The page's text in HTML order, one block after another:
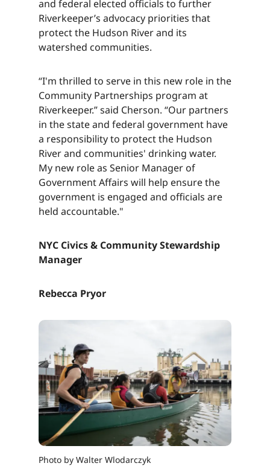
and federal elected officials to further
Riverkeeper’s advocacy priorities that
protect the Hudson River and its
watershed communities.​​​​‌ ‍ ​‍​‍‌‍ ‌ ​‍‌‍‍‌‌‍‌ ‌‍‍‌‌‍ ‍​‍​‍​ ‍‍​‍​‍‌ ​ ‌‍​‌‌‍ ‍‌‍‍‌‌ ‌​‌ ‍‌​‍ ‍‌‍‍‌‌‍ ​‍​‍​‍ ​​‍​‍‌‍‍​‌ ​‍‌‍‌‌‌‍‌‍​‍​‍​ ‍‍​‍​‍‌‍‍​‌ ‌​‌ ‌​‌ ​​‌ ​ ​ ‍‍​‍ ​‍ ‌‍​ ‌‍ ‌‌ ​ ​‍ ‍‌‍ ‌‌‍​‌‌‍‍‌‌‍ ‍​‍ ‍​ ​‍​ ​​​ ​‍​ ‌​‌ ​‍‌‍‌‌‌‍‌​‌‍‌‌‌ ​ ‌‍‍‌‌‍‌ ‌‍ ‍​‍ ‍‌ ​‍‌‍‍‌‌ ‌‍‌‍‌‌‌ ​‍‌‍‍ ‌‍‌‌‌‍‌‌‌ ​​‌‍‌‌‌ ​‍​‍ ‍‌‍ ‌ ​‍‌‍‌ ​‍ ‌‍‍‌‌‍ ‍‌ ‌​‌‍‌‌‌‍ ‍‌ ‌​​‍ ‌‍‌‌‌‍‌​‌‍‍‌‌ ‌​​‍ ‌‍ ‌‌‍ ‌‍‌​‌‍‌‌​ ‌‌ ​​‌ ​‍‌‍‌‌‌ ​ ‌‍‌‌‌‍ ‍‌ ‌​‌‍​‌‌ ‌​‌‍‍‌‌‍ ‌‍ ‍​ ‍ ‌‍‍‌‌‍‌​​ ‌‌‍‌‍‌‍‌‌​ ‌​​ ​ ‌‍​‌​ ‍‌​ ‌ ​ ‌‍​‍ ‌​ ‍​​ ​ ​ ‍​​ ‍​​‍ ‌​ ‌​‌‍​‌​ ​‌​ ‌ ​‍ ‌‌‍​‍​ ‌ ‌‍​ ​ ​​​‍ ‌​ ‌​​ ‌‌​ ‌ ​ ‌​​ ​‍​ ‌‌​ ‍‌​ ​‌​ ​ ​ ‌‍​ ​ ‌‍​‌​ ‍ ‌ ‌​‌ ‍‌‌ ​​‌‍‌‌​ ‌‌‍​‌‌ ​‍‌ ‌​‌‍‍‌‌‍​ ‌‍ ​‌‍‌‌​ ‍ ‌ ​​‌‍​‌‌ ‌​‌‍‍​​ ‌‌‍​ ‌‍ ‌‍ ‍‌ ‌​‌‍‌‌‌‍ ‍‌ ‌​​‍‌‌​ ‌‌‌​​‍‌‌ ‌‍‍ ‌‍‌‌‌ ‍‌​‍‌‌​ ​ ‌​‌​​‍‌‌​ ​ ‌​‌​​‍‌‌​ ​‍​ ​‍​ ‍‌‌‍​‌‌‍​‍​ ‌​‌‍​‌‌‍‌‌​ ​​​ ​‌​ ​‍​ ​‍​ ​ ​ ​‍​‍‌‌​ ​‍​ ​‍​‍‌‌​ ‌‌‌​‌​​‍ ‍‌‍​ ‌‍‍​‌‍‍‌‌‍ ​‌‍‌​‌ ​‍‌‍‌‌‌‍ ‍​‍‌‌​ ‌‌‌​​‍‌‌ ‌‍‍ ‌‍‌‌‌ ‍‌​‍‌‌​ ​ ‌​‌​​‍‌‌​ ​ ‌​‌​​‍‌‌​ ​‍​ ​‍​ ‍‌‌‍​‌‌‍​‍​ ‌​‌‍​‌‌‍‌‌​ ​​​ ​‌​ ​‍​ ​‍​ ​ ​ ​‍​ ​​​‍‌‌​ ​‍​ ​‍​‍‌‌​ ‌‌‌​‌​​‍ ‍‌ ‌​‌‍‌‌‌ ‍​‌ ‌​​ ‌‍​‍‌‍​‌‌ ​ ‌‍‌‌‌‌‌‌‌ ​‍‌‍ ​​ ‌‌‍‍​‌ ‌​‌ ‌​‌ ​​‌ ​ ​‍‌‌​ ​ ‌​​‌​‍‌‌​ ​‍‌​‌‍​‍‌‌​ ​‍‌​‌‍‌‍​ ‌‍ ‌‌ ​ ​‍ ‍‌‍ ‌‌‍​‌‌‍‍‌‌‍ ‍​‍ ‍​ ​‍​ ​​​ ​‍​ ‌​‌ ​‍‌‍‌‌‌‍‌​‌‍‌‌‌ ​ ‌‍‍‌‌‍‌ ‌‍ ‍​‍ ‍‌ ​‍‌‍‍‌‌ ‌‍‌‍‌‌‌ ​‍‌‍‍ ‌‍‌‌‌‍‌‌‌ ​​‌‍‌‌‌ ​‍​‍ ‍‌‍ ‌ ​‍‌‍‌ ​‍‌‍‌‍‍‌‌‍‌​​ ‌‌‍‌‍‌‍‌‌​ ‌​​ ​ ‌‍​‌​ ‍‌​ ‌ ​ ‌‍​‍ ‌​ ‍​​ ​ ​ ‍​​ ‍​​‍ ‌​ ‌​‌‍​‌​ ​‌​ ‌ ​‍ ‌‌‍​‍​ ‌ ‌‍​ ​ ​​​‍ ‌​ ‌​​ ‌‌​ ‌ ​ ‌​​ ​‍​ ‌‌​ ‍‌​ ​‌​ ​ ​ ‌‍​ ​ ‌‍​‌​‍‌‍‌ ‌​‌ ‍‌‌ ​​‌‍‌‌​ ‌‌‍​‌‌ ​‍‌ ‌​‌‍‍‌‌‍​ ‌‍ ​‌‍‌‌​‍‌‍‌ ​​‌‍​‌‌ ‌​‌‍‍​​ ‌‌‍​ ‌‍ ‌‍ ‍‌ ‌​‌‍‌‌‌‍ ‍‌ ‌​​‍‌‌​ ‌‌‌​​‍‌‌ ‌‍‍ ‌‍‌‌‌ ‍‌​‍‌‌​ ​ ‌​‌​​‍‌‌​ ​ ‌​‌​​‍‌‌​ ​‍​ ​‍​ ‍‌‌‍​‌‌‍​‍​ ‌​‌‍​‌‌‍‌‌​ ​​​ ​‌​ ​‍​ ​‍​ ​ ​ ​‍​‍‌‌​ ​‍​ ​‍​‍‌‌​ ‌‌‌​‌​​‍ ‍‌‍​ ‌‍‍​‌‍‍‌‌‍ ​‌‍‌​‌ ​‍‌‍‌‌‌‍ ‍​‍‌‌​ ‌‌‌​​‍‌‌ ‌‍‍ ‌‍‌‌‌ ‍‌​‍‌‌​ ​ ‌​‌​​‍‌‌​ ​ ‌​‌​​‍‌‌​ ​‍​ ​‍​ ‍‌‌‍​‌‌‍​‍​ ‌​‌‍​‌‌‍‌‌​ ​​​ ​‌​ ​‍​ ​‍​ ​ ​ ​‍​ ​​​‍‌‌​ ​‍​ ​‍​‍‌‌​ ‌‌‌​‌​​‍ ‍‌ ‌​‌‍‌‌‌ ‍​‌ ‌​​‍‌‍‌ ​​‌‍‌‌‌ ​‍‌ ​ ‌ ​​‌‍‌‌‌‍​ ‌ ‌​‌‍‍‌‌ ‌‍‌‍‌‌​ ‌‌ ​​‌ ‌‌‌‍​‍‌‍ ​‌‍‍‌‌ ​ ‌‍‍​‌‍‌‌‌‍‌​​‍​‍‌ ‌
“I'm thrilled to serve in this new role in the
Community Partnerships program at
Riverkeeper.” said Cherson. “Our partners
in the state and federal government have
a responsibility to protect the Hudson
River and communities' drinking water.
My new role as Senior Manager of
Government Affairs will help ensure the
government is engaged and officials are
held accountable."​​​​‌ ‍ ​‍​‍‌‍ ‌ ​‍‌‍‍‌‌‍‌ ‌‍‍‌‌‍ ‍​‍​‍​ ‍‍​‍​‍‌ ​ ‌‍​‌‌‍ ‍‌‍‍‌‌ ‌​‌ ‍‌​‍ ‍‌‍‍‌‌‍ ​‍​‍​‍ ​​‍​‍‌‍‍​‌ ​‍‌‍‌‌‌‍‌‍​‍​‍​ ‍‍​‍​‍‌‍‍​‌ ‌​‌ ‌​‌ ​​‌ ​ ​ ‍‍​‍ ​‍ ‌‍​ ‌‍ ‌‌ ​ ​‍ ‍‌‍ ‌‌‍​‌‌‍‍‌‌‍ ‍​‍ ‍​ ​‍​ ​​​ ​‍​ ‌​‌ ​‍‌‍‌‌‌‍‌​‌‍‌‌‌ ​ ‌‍‍‌‌‍‌ ‌‍ ‍​‍ ‍‌ ​‍‌‍‍‌‌ ‌‍‌‍‌‌‌ ​‍‌‍‍ ‌‍‌‌‌‍‌‌‌ ​​‌‍‌‌‌ ​‍​‍ ‍‌‍ ‌ ​‍‌‍‌ ​‍ ‌‍‍‌‌‍ ‍‌ ‌​‌‍‌‌‌‍ ‍‌ ‌​​‍ ‌‍‌‌‌‍‌​‌‍‍‌‌ ‌​​‍ ‌‍ ‌‌‍ ‌‍‌​‌‍‌‌​ ‌‌ ​​‌ ​‍‌‍‌‌‌ ​ ‌‍‌‌‌‍ ‍‌ ‌​‌‍​‌‌ ‌​‌‍‍‌‌‍ ‌‍ ‍​ ‍ ‌‍‍‌‌‍‌​​ ‌‌‍‌‍‌‍‌‌​ ‌​​ ​ ‌‍​‌​ ‍‌​ ‌ ​ ‌‍​‍ ‌​ ‍​​ ​ ​ ‍​​ ‍​​‍ ‌​ ‌​‌‍​‌​ ​‌​ ‌ ​‍ ‌‌‍​‍​ ‌ ‌‍​ ​ ​​​‍ ‌​ ‌​​ ‌‌​ ‌ ​ ‌​​ ​‍​ ‌‌​ ‍‌​ ​‌​ ​ ​ ‌‍​ ​ ‌‍​‌​ ‍ ‌ ‌​‌ ‍‌‌ ​​‌‍‌‌​ ‌‌‍​‌‌ ​‍‌ ‌​‌‍‍‌‌‍​ ‌‍ ​‌‍‌‌​ ‍ ‌ ​​‌‍​‌‌ ‌​‌‍‍​​ ‌‌‍​ ‌‍ ‌‍ ‍‌ ‌​‌‍‌‌‌‍ ‍‌ ‌​​‍‌‌​ ‌‌‌​​‍‌‌ ‌‍‍ ‌‍‌‌‌ ‍‌​‍‌‌​ ​ ‌​‌​​‍‌‌​ ​ ‌​‌​​‍‌‌​ ​‍​ ​‍‌‍​‍​ ‌​‌‍‌‌​ ​​​ ‌ ‌‍​‌​ ​‌‌‍​‍​ ​‍​ ​ ​ ​‌‌‍‌​​‍‌‌​ ​‍​ ​‍​‍‌‌​ ‌‌‌​‌​​‍ ‍‌‍​ ‌‍‍​‌‍‍‌‌‍ ​‌‍‌​‌ ​‍‌‍‌‌‌‍ ‍​‍‌‌​ ‌‌‌​​‍‌‌ ‌‍‍ ‌‍‌‌‌ ‍‌​‍‌‌​ ​ ‌​‌​​‍‌‌​ ​ ‌​‌​​‍‌‌​ ​‍​ ​‍‌‍​‍​ ‌​‌‍‌‌​ ​​​ ‌ ‌‍​‌​ ​‌‌‍​‍​ ​‍​ ​ ​ ​‌‌‍‌​​ ​​​‍‌‌​ ​‍​ ​‍​‍‌‌​ ‌‌‌​‌​​‍ ‍‌ ‌​‌‍‌‌‌ ‍​‌ ‌​​ ‌‍​‍‌‍​‌‌ ​ ‌‍‌‌‌‌‌‌‌ ​‍‌‍ ​​ ‌‌‍‍​‌ ‌​‌ ‌​‌ ​​‌ ​ ​‍‌‌​ ​ ‌​​‌​‍‌‌​ ​‍‌​‌‍​‍‌‌​ ​‍‌​‌‍‌‍​ ‌‍ ‌‌ ​ ​‍ ‍‌‍ ‌‌‍​‌‌‍‍‌‌‍ ‍​‍ ‍​ ​‍​ ​​​ ​‍​ ‌​‌ ​‍‌‍‌‌‌‍‌​‌‍‌‌‌ ​ ‌‍‍‌‌‍‌ ‌‍ ‍​‍ ‍‌ ​‍‌‍‍‌‌ ‌‍‌‍‌‌‌ ​‍‌‍‍ ‌‍‌‌‌‍‌‌‌ ​​‌‍‌‌‌ ​‍​‍ ‍‌‍ ‌ ​‍‌‍‌ ​‍‌‍‌‍‍‌‌‍‌​​ ‌‌‍‌‍‌‍‌‌​ ‌​​ ​ ‌‍​‌​ ‍‌​ ‌ ​ ‌‍​‍ ‌​ ‍​​ ​ ​ ‍​​ ‍​​‍ ‌​ ‌​‌‍​‌​ ​‌​ ‌ ​‍ ‌‌‍​‍​ ‌ ‌‍​ ​ ​​​‍ ‌​ ‌​​ ‌‌​ ‌ ​ ‌​​ ​‍​ ‌‌​ ‍‌​ ​‌​ ​ ​ ‌‍​ ​ ‌‍​‌​‍‌‍‌ ‌​‌ ‍‌‌ ​​‌‍‌‌​ ‌‌‍​‌‌ ​‍‌ ‌​‌‍‍‌‌‍​ ‌‍ ​‌‍‌‌​‍‌‍‌ ​​‌‍​‌‌ ‌​‌‍‍​​ ‌‌‍​ ‌‍ ‌‍ ‍‌ ‌​‌‍‌‌‌‍ ‍‌ ‌​​‍‌‌​ ‌‌‌​​‍‌‌ ‌‍‍ ‌‍‌‌‌ ‍‌​‍‌‌​ ​ ‌​‌​​‍‌‌​ ​ ‌​‌​​‍‌‌​ ​‍​ ​‍‌‍​‍​ ‌​‌‍‌‌​ ​​​ ‌ ‌‍​‌​ ​‌‌‍​‍​ ​‍​ ​ ​ ​‌‌‍‌​​‍‌‌​ ​‍​ ​‍​‍‌‌​ ‌‌‌​‌​​‍ ‍‌‍​ ‌‍‍​‌‍‍‌‌‍ ​‌‍‌​‌ ​‍‌‍‌‌‌‍ ‍​‍‌‌​ ‌‌‌​​‍‌‌ ‌‍‍ ‌‍‌‌‌ ‍‌​‍‌‌​ ​ ‌​‌​​‍‌‌​ ​ ‌​‌​​‍‌‌​ ​‍​ ​‍‌‍​‍​ ‌​‌‍‌‌​ ​​​ ‌ ‌‍​‌​ ​‌‌‍​‍​ ​‍​ ​ ​ ​‌‌‍‌​​ ​​​‍‌‌​ ​‍​ ​‍​‍‌‌​ ‌‌‌​‌​​‍ ‍‌ ‌​‌‍‌‌‌ ‍​‌ ‌​​‍‌‍‌ ​​‌‍‌‌‌ ​‍‌ ​ ‌ ​​‌‍‌‌‌‍​ ‌ ‌​‌‍‍‌‌ ‌‍‌‍‌‌​ ‌‌ ​​‌ ‌‌‌‍​‍‌‍ ​‌‍‍‌‌ ​ ‌‍‍​‌‍‌‌‌‍‌​​‍​‍‌ ‌
NYC Civics & Community Stewardship
Manager​​​​‌ ‍ ​‍​‍‌‍ ‌ ​‍‌‍‍‌‌‍‌ ‌‍‍‌‌‍ ‍​‍​‍​ ‍‍​‍​‍‌ ​ ‌‍​‌‌‍ ‍‌‍‍‌‌ ‌​‌ ‍‌​‍ ‍‌‍‍‌‌‍ ​‍​‍​‍ ​​‍​‍‌‍‍​‌ ​‍‌‍‌‌‌‍‌‍​‍​‍​ ‍‍​‍​‍‌‍‍​‌ ‌​‌ ‌​‌ ​​‌ ​ ​ ‍‍​‍ ​‍ ‌‍​ ‌‍ ‌‌ ​ ​‍ ‍‌‍ ‌‌‍​‌‌‍‍‌‌‍ ‍​‍ ‍​ ​‍​ ​​​ ​‍​ ‌​‌ ​‍‌‍‌‌‌‍‌​‌‍‌‌‌ ​ ‌‍‍‌‌‍‌ ‌‍ ‍​‍ ‍‌ ​‍‌‍‍‌‌ ‌‍‌‍‌‌‌ ​‍‌‍‍ ‌‍‌‌‌‍‌‌‌ ​​‌‍‌‌‌ ​‍​‍ ‍‌‍ ‌ ​‍‌‍‌ ​‍ ‌‍‍‌‌‍ ‍‌ ‌​‌‍‌‌‌‍ ‍‌ ‌​​‍ ‌‍‌‌‌‍‌​‌‍‍‌‌ ‌​​‍ ‌‍ ‌‌‍ ‌‍‌​‌‍‌‌​ ‌‌ ​​‌ ​‍‌‍‌‌‌ ​ ‌‍‌‌‌‍ ‍‌ ‌​‌‍​‌‌ ‌​‌‍‍‌‌‍ ‌‍ ‍​ ‍ ‌‍‍‌‌‍‌​​ ‌‌‍‌‍‌‍‌‌​ ‌​​ ​ ‌‍​‌​ ‍‌​ ‌ ​ ‌‍​‍ ‌​ ‍​​ ​ ​ ‍​​ ‍​​‍ ‌​ ‌​‌‍​‌​ ​‌​ ‌ ​‍ ‌‌‍​‍​ ‌ ‌‍​ ​ ​​​‍ ‌​ ‌​​ ‌‌​ ‌ ​ ‌​​ ​‍​ ‌‌​ ‍‌​ ​‌​ ​ ​ ‌‍​ ​ ‌‍​‌​ ‍ ‌ ‌​‌ ‍‌‌ ​​‌‍‌‌​ ‌‌‍​‌‌ ​‍‌ ‌​‌‍‍‌‌‍​ ‌‍ ​‌‍‌‌​ ‍ ‌ ​​‌‍​‌‌ ‌​‌‍‍​​ ‌‌‍​ ‌‍ ‌‍ ‍‌ ‌​‌‍‌‌‌‍ ‍‌ ‌​​‍‌‌​ ‌‌‌​​‍‌‌ ‌‍‍ ‌‍‌‌‌ ‍‌​‍‌‌​ ​ ‌​‌​​‍‌‌​ ​ ‌​‌​​‍‌‌​ ​‍​ ​‍​ ‌ ​ ‌‍​ ‌‌​ ‌‌​ ‍​​ ​ ​ ‌ ​ ​​‌‍​ ​ ​‍​ ‍​‌‍​ ​‍‌‌​ ​‍​ ​‍​‍‌‌​ ‌‌‌​‌​​‍ ‍‌‍​ ‌‍‍​‌‍‍‌‌‍ ​‌‍‌​‌ ​‍‌‍‌‌‌‍ ‍​‍‌‌​ ‌‌‌​​‍‌‌ ‌‍‍ ‌‍‌‌‌ ‍‌​‍‌‌​ ​ ‌​‌​​‍‌‌​ ​ ‌​‌​​‍‌‌​ ​‍​ ​‍​ ‌ ​ ‌‍​ ‌‌​ ‌‌​ ‍​​ ​ ​ ‌ ​ ​​‌‍​ ​ ​‍​ ‍​‌‍​ ​ ​​​‍‌‌​ ​‍​ ​‍​‍‌‌​ ‌‌‌​‌​​‍ ‍‌ ‌​‌‍‌‌‌ ‍​‌ ‌​​ ‌‍​‍‌‍​‌‌ ​ ‌‍‌‌‌‌‌‌‌ ​‍‌‍ ​​ ‌‌‍‍​‌ ‌​‌ ‌​‌ ​​‌ ​ ​‍‌‌​ ​ ‌​​‌​‍‌‌​ ​‍‌​‌‍​‍‌‌​ ​‍‌​‌‍‌‍​ ‌‍ ‌‌ ​ ​‍ ‍‌‍ ‌‌‍​‌‌‍‍‌‌‍ ‍​‍ ‍​ ​‍​ ​​​ ​‍​ ‌​‌ ​‍‌‍‌‌‌‍‌​‌‍‌‌‌ ​ ‌‍‍‌‌‍‌ ‌‍ ‍​‍ ‍‌ ​‍‌‍‍‌‌ ‌‍‌‍‌‌‌ ​‍‌‍‍ ‌‍‌‌‌‍‌‌‌ ​​‌‍‌‌‌ ​‍​‍ ‍‌‍ ‌ ​‍‌‍‌ ​‍‌‍‌‍‍‌‌‍‌​​ ‌‌‍‌‍‌‍‌‌​ ‌​​ ​ ‌‍​‌​ ‍‌​ ‌ ​ ‌‍​‍ ‌​ ‍​​ ​ ​ ‍​​ ‍​​‍ ‌​ ‌​‌‍​‌​ ​‌​ ‌ ​‍ ‌‌‍​‍​ ‌ ‌‍​ ​ ​​​‍ ‌​ ‌​​ ‌‌​ ‌ ​ ‌​​ ​‍​ ‌‌​ ‍‌​ ​‌​ ​ ​ ‌‍​ ​ ‌‍​‌​‍‌‍‌ ‌​‌ ‍‌‌ ​​‌‍‌‌​ ‌‌‍​‌‌ ​‍‌ ‌​‌‍‍‌‌‍​ ‌‍ ​‌‍‌‌​‍‌‍‌ ​​‌‍​‌‌ ‌​‌‍‍​​ ‌‌‍​ ‌‍ ‌‍ ‍‌ ‌​‌‍‌‌‌‍ ‍‌ ‌​​‍‌‌​ ‌‌‌​​‍‌‌ ‌‍‍ ‌‍‌‌‌ ‍‌​‍‌‌​ ​ ‌​‌​​‍‌‌​ ​ ‌​‌​​‍‌‌​ ​‍​ ​‍​ ‌ ​ ‌‍​ ‌‌​ ‌‌​ ‍​​ ​ ​ ‌ ​ ​​‌‍​ ​ ​‍​ ‍​‌‍​ ​‍‌‌​ ​‍​ ​‍​‍‌‌​ ‌‌‌​‌​​‍ ‍‌‍​ ‌‍‍​‌‍‍‌‌‍ ​‌‍‌​‌ ​‍‌‍‌‌‌‍ ‍​‍‌‌​ ‌‌‌​​‍‌‌ ‌‍‍ ‌‍‌‌‌ ‍‌​‍‌‌​ ​ ‌​‌​​‍‌‌​ ​ ‌​‌​​‍‌‌​ ​‍​ ​‍​ ‌ ​ ‌‍​ ‌‌​ ‌‌​ ‍​​ ​ ​ ‌ ​ ​​‌‍​ ​ ​‍​ ‍​‌‍​ ​ ​​​‍‌‌​ ​‍​ ​‍​‍‌‌​ ‌‌‌​‌​​‍ ‍‌ ‌​‌‍‌‌‌ ‍​‌ ‌​​‍‌‍‌ ​​‌‍‌‌‌ ​‍‌ ​ ‌ ​​‌‍‌‌‌‍​ ‌ ‌​‌‍‍‌‌ ‌‍‌‍‌‌​ ‌‌ ​​‌ ‌‌‌‍​‍‌‍ ​‌‍‍‌‌ ​ ‌‍‍​‌‍‌‌‌‍‌​​‍​‍‌ ‌
Rebecca Pryor​​​​‌ ‍ ​‍​‍‌‍ ‌ ​‍‌‍‍‌‌‍‌ ‌‍‍‌‌‍ ‍​‍​‍​ ‍‍​‍​‍‌ ​ ‌‍​‌‌‍ ‍‌‍‍‌‌ ‌​‌ ‍‌​‍ ‍‌‍‍‌‌‍ ​‍​‍​‍ ​​‍​‍‌‍‍​‌ ​‍‌‍‌‌‌‍‌‍​‍​‍​ ‍‍​‍​‍‌‍‍​‌ ‌​‌ ‌​‌ ​​‌ ​ ​ ‍‍​‍ ​‍ ‌‍​ ‌‍ ‌‌ ​ ​‍ ‍‌‍ ‌‌‍​‌‌‍‍‌‌‍ ‍​‍ ‍​ ​‍​ ​​​ ​‍​ ‌​‌ ​‍‌‍‌‌‌‍‌​‌‍‌‌‌ ​ ‌‍‍‌‌‍‌ ‌‍ ‍​‍ ‍‌ ​‍‌‍‍‌‌ ‌‍‌‍‌‌‌ ​‍‌‍‍ ‌‍‌‌‌‍‌‌‌ ​​‌‍‌‌‌ ​‍​‍ ‍‌‍ ‌ ​‍‌‍‌ ​‍ ‌‍‍‌‌‍ ‍‌ ‌​‌‍‌‌‌‍ ‍‌ ‌​​‍ ‌‍‌‌‌‍‌​‌‍‍‌‌ ‌​​‍ ‌‍ ‌‌‍ ‌‍‌​‌‍‌‌​ ‌‌ ​​‌ ​‍‌‍‌‌‌ ​ ‌‍‌‌‌‍ ‍‌ ‌​‌‍​‌‌ ‌​‌‍‍‌‌‍ ‌‍ ‍​ ‍ ‌‍‍‌‌‍‌​​ ‌‌‍‌‍‌‍‌‌​ ‌​​ ​ ‌‍​‌​ ‍‌​ ‌ ​ ‌‍​‍ ‌​ ‍​​ ​ ​ ‍​​ ‍​​‍ ‌​ ‌​‌‍​‌​ ​‌​ ‌ ​‍ ‌‌‍​‍​ ‌ ‌‍​ ​ ​​​‍ ‌​ ‌​​ ‌‌​ ‌ ​ ‌​​ ​‍​ ‌‌​ ‍‌​ ​‌​ ​ ​ ‌‍​ ​ ‌‍​‌​ ‍ ‌ ‌​‌ ‍‌‌ ​​‌‍‌‌​ ‌‌‍​‌‌ ​‍‌ ‌​‌‍‍‌‌‍​ ‌‍ ​‌‍‌‌​ ‍ ‌ ​​‌‍​‌‌ ‌​‌‍‍​​ ‌‌‍​ ‌‍ ‌‍ ‍‌ ‌​‌‍‌‌‌‍ ‍‌ ‌​​‍‌‌​ ‌‌‌​​‍‌‌ ‌‍‍ ‌‍‌‌‌ ‍‌​‍‌‌​ ​ ‌​‌​​‍‌‌​ ​ ‌​‌​​‍‌‌​ ​‍​ ​‍​ ‍‌​ ‌ ‌‍‌‌​ ‍​​ ​‍​ ​‍​ ​‌​ ‌​‌‍‌​‌‍‌‍‌‍‌‌​ ‌‌​‍‌‌​ ​‍​ ​‍​‍‌‌​ ‌‌‌​‌​​‍ ‍‌‍​ ‌‍‍​‌‍‍‌‌‍ ​‌‍‌​‌ ​‍‌‍‌‌‌‍ ‍​‍‌‌​ ‌‌‌​​‍‌‌ ‌‍‍ ‌‍‌‌‌ ‍‌​‍‌‌​ ​ ‌​‌​​‍‌‌​ ​ ‌​‌​​‍‌‌​ ​‍​ ​‍​ ‍‌​ ‌ ‌‍‌‌​ ‍​​ ​‍​ ​‍​ ​‌​ ‌​‌‍‌​‌‍‌‍‌‍‌‌​ ‌‌​ ​​​‍‌‌​ ​‍​ ​‍​‍‌‌​ ‌‌‌​‌​​‍ ‍‌ ‌​‌‍‌‌‌ ‍​‌ ‌​​ ‌‍​‍‌‍​‌‌ ​ ‌‍‌‌‌‌‌‌‌ ​‍‌‍ ​​ ‌‌‍‍​‌ ‌​‌ ‌​‌ ​​‌ ​ ​‍‌‌​ ​ ‌​​‌​‍‌‌​ ​‍‌​‌‍​‍‌‌​ ​‍‌​‌‍‌‍​ ‌‍ ‌‌ ​ ​‍ ‍‌‍ ‌‌‍​‌‌‍‍‌‌‍ ‍​‍ ‍​ ​‍​ ​​​ ​‍​ ‌​‌ ​‍‌‍‌‌‌‍‌​‌‍‌‌‌ ​ ‌‍‍‌‌‍‌ ‌‍ ‍​‍ ‍‌ ​‍‌‍‍‌‌ ‌‍‌‍‌‌‌ ​‍‌‍‍ ‌‍‌‌‌‍‌‌‌ ​​‌‍‌‌‌ ​‍​‍ ‍‌‍ ‌ ​‍‌‍‌ ​‍‌‍‌‍‍‌‌‍‌​​ ‌‌‍‌‍‌‍‌‌​ ‌​​ ​ ‌‍​‌​ ‍‌​ ‌ ​ ‌‍​‍ ‌​ ‍​​ ​ ​ ‍​​ ‍​​‍ ‌​ ‌​‌‍​‌​ ​‌​ ‌ ​‍ ‌‌‍​‍​ ‌ ‌‍​ ​ ​​​‍ ‌​ ‌​​ ‌‌​ ‌ ​ ‌​​ ​‍​ ‌‌​ ‍‌​ ​‌​ ​ ​ ‌‍​ ​ ‌‍​‌​‍‌‍‌ ‌​‌ ‍‌‌ ​​‌‍‌‌​ ‌‌‍​‌‌ ​‍‌ ‌​‌‍‍‌‌‍​ ‌‍ ​‌‍‌‌​‍‌‍‌ ​​‌‍​‌‌ ‌​‌‍‍​​ ‌‌‍​ ‌‍ ‌‍ ‍‌ ‌​‌‍‌‌‌‍ ‍‌ ‌​​‍‌‌​ ‌‌‌​​‍‌‌ ‌‍‍ ‌‍‌‌‌ ‍‌​‍‌‌​ ​ ‌​‌​​‍‌‌​ ​ ‌​‌​​‍‌‌​ ​‍​ ​‍​ ‍‌​ ‌ ‌‍‌‌​ ‍​​ ​‍​ ​‍​ ​‌​ ‌​‌‍‌​‌‍‌‍‌‍‌‌​ ‌‌​‍‌‌​ ​‍​ ​‍​‍‌‌​ ‌‌‌​‌​​‍ ‍‌‍​ ‌‍‍​‌‍‍‌‌‍ ​‌‍‌​‌ ​‍‌‍‌‌‌‍ ‍​‍‌‌​ ‌‌‌​​‍‌‌ ‌‍‍ ‌‍‌‌‌ ‍‌​‍‌‌​ ​ ‌​‌​​‍‌‌​ ​ ‌​‌​​‍‌‌​ ​‍​ ​‍​ ‍‌​ ‌ ‌‍‌‌​ ‍​​ ​‍​ ​‍​ ​‌​ ‌​‌‍‌​‌‍‌‍‌‍‌‌​ ‌‌​ ​​​‍‌‌​ ​‍​ ​‍​‍‌‌​ ‌‌‌​‌​​‍ ‍‌ ‌​‌‍‌‌‌ ‍​‌ ‌​​‍‌‍‌ ​​‌‍‌‌‌ ​‍‌ ​ ‌ ​​‌‍‌‌‌‍​ ‌ ‌​‌‍‍‌‌ ‌‍‌‍‌‌​ ‌‌ ​​‌ ‌‌‌‍​‍‌‍ ​‌‍‍‌‌ ​ ‌‍‍​‌‍‌‌‌‍‌​​‍​‍‌ ‌
Photo by Walter Wlodarczyk​​​​‌ ‍ ​‍​‍‌‍ ‌ ​‍‌‍‍‌‌‍‌ ‌‍‍‌‌‍ ‍​‍​‍​ ‍‍​‍​‍‌ ​ ‌‍​‌‌‍ ‍‌‍‍‌‌ ‌​‌ ‍‌​‍ ‍‌‍‍‌‌‍ ​‍​‍​‍ ​​‍​‍‌‍‍​‌ ​‍‌‍‌‌‌‍‌‍​‍​‍​ ‍‍​‍​‍‌‍‍​‌ ‌​‌ ‌​‌ ​​‌ ​ ​ ‍‍​‍ ​‍ ‌‍​ ‌‍ ‌‌ ​ ​‍ ‍‌‍ ‌‌‍​‌‌‍‍‌‌‍ ‍​‍ ‍​ ​‍​ ​​​ ​‍​ ‌​‌ ​‍‌‍‌‌‌‍‌​‌‍‌‌‌ ​ ‌‍‍‌‌‍‌ ‌‍ ‍​‍ ‍‌ ​‍‌‍‍‌‌ ‌‍‌‍‌‌‌ ​‍‌‍‍ ‌‍‌‌‌‍‌‌‌ ​​‌‍‌‌‌ ​‍​‍ ‍‌‍ ‌ ​‍‌‍‌ ​‍ ‌‍‍‌‌‍ ‍‌ ‌​‌‍‌‌‌‍ ‍‌ ‌​​‍ ‌‍‌‌‌‍‌​‌‍‍‌‌ ‌​​‍ ‌‍ ‌‌‍ ‌‍‌​‌‍‌‌​ ‌‌ ​​‌ ​‍‌‍‌‌‌ ​ ‌‍‌‌‌‍ ‍‌ ‌​‌‍​‌‌ ‌​‌‍‍‌‌‍ ‌‍ ‍​ ‍ ‌‍‍‌‌‍‌​​ ‌‌‍‌‍‌‍‌‌​ ‌​​ ​ ‌‍​‌​ ‍‌​ ‌ ​ ‌‍​‍ ‌​ ‍​​ ​ ​ ‍​​ ‍​​‍ ‌​ ‌​‌‍​‌​ ​‌​ ‌ ​‍ ‌‌‍​‍​ ‌ ‌‍​ ​ ​​​‍ ‌​ ‌​​ ‌‌​ ‌ ​ ‌​​ ​‍​ ‌‌​ ‍‌​ ​‌​ ​ ​ ‌‍​ ​ ‌‍​‌​ ‍ ‌ ‌​‌ ‍‌‌ ​​‌‍‌‌​ ‌‌‍​‌‌ ​‍‌ ‌​‌‍‍‌‌‍​ ‌‍ ​‌‍‌‌​ ‍ ‌ ​​‌‍​‌‌ ‌​‌‍‍​​ ‌‌‍​ ‌‍ ‌‍ ‍‌ ‌​‌‍‌‌‌‍ ‍‌ ‌​​‍‌‌​ ‌‌‌​​‍‌‌ ‌‍‍ ‌‍‌‌‌ ‍‌​‍‌‌​ ​ ‌​‌​​‍‌‌​ ​ ‌​‌​​‍‌‌​ ​‍​ ​‍​ ‌ ​ ​​​ ‌​​ ‌‌‌‍​‍​ ​‌​ ​‌‌‍‌‌​ ‌ ​ ​​​ ‌ ​ ‍‌​‍‌‌​ ​‍​ ​‍​‍‌‌​ ‌‌‌​‌​​‍ ‍‌‍​ ‌‍​‌‌ ​​‌ ‌​‌‍‍‌‌‍ ‌‍ ‍​ ‌‍​‍‌‍​‌‌ ​ ‌‍‌‌‌‌‌‌‌ ​‍‌‍ ​​ ‌‌‍‍​‌ ‌​‌ ‌​‌ ​​‌ ​ ​‍‌‌​ ​ ‌​​‌​‍‌‌​ ​‍‌​‌‍​‍‌‌​ ​‍‌​‌‍‌‍​ ‌‍ ‌‌ ​ ​‍ ‍‌‍ ‌‌‍​‌‌‍‍‌‌‍ ‍​‍ ‍​ ​‍​ ​​​ ​‍​ ‌​‌ ​‍‌‍‌‌‌‍‌​‌‍‌‌‌ ​ ‌‍‍‌‌‍‌ ‌‍ ‍​‍ ‍‌ ​‍‌‍‍‌‌ ‌‍‌‍‌‌‌ ​‍‌‍‍ ‌‍‌‌‌‍‌‌‌ ​​‌‍‌‌‌ ​‍​‍ ‍‌‍ ‌ ​‍‌‍‌ ​‍‌‍‌‍‍‌‌‍‌​​ ‌‌‍‌‍‌‍‌‌​ ‌​​ ​ ‌‍​‌​ ‍‌​ ‌ ​ ‌‍​‍ ‌​ ‍​​ ​ ​ ‍​​ ‍​​‍ ‌​ ‌​‌‍​‌​ ​‌​ ‌ ​‍ ‌‌‍​‍​ ‌ ‌‍​ ​ ​​​‍ ‌​ ‌​​ ‌‌​ ‌ ​ ‌​​ ​‍​ ‌‌​ ‍‌​ ​‌​ ​ ​ ‌‍​ ​ ‌‍​‌​‍‌‍‌ ‌​‌ ‍‌‌ ​​‌‍‌‌​ ‌‌‍​‌‌ ​‍‌ ‌​‌‍‍‌‌‍​ ‌‍ ​‌‍‌‌​‍‌‍‌ ​​‌‍​‌‌ ‌​‌‍‍​​ ‌‌‍​ ‌‍ ‌‍ ‍‌ ‌​‌‍‌‌‌‍ ‍‌ ‌​​‍‌‌​ ‌‌‌​​‍‌‌ ‌‍‍ ‌‍‌‌‌ ‍‌​‍‌‌​ ​ ‌​‌​​‍‌‌​ ​ ‌​‌​​‍‌‌​ ​‍​ ​‍​ ‌ ​ ​​​ ‌​​ ‌‌‌‍​‍​ ​‌​ ​‌‌‍‌‌​ ‌ ​ ​​​ ‌ ​ ‍‌​‍‌‌​ ​‍​ ​‍​‍‌‌​ ‌‌‌​‌​​‍ ‍‌‍​ ‌‍​‌‌ ​​‌ ‌​‌‍‍‌‌‍ ‌‍ ‍​‍‌‍‌ ​​‌‍‌‌‌ ​‍‌ ​ ‌ ​​‌‍‌‌‌‍​ ‌ ‌​‌‍‍‌‌ ‌‍‌‍‌‌​ ‌‌ ​​‌ ‌‌‌‍​‍‌‍ ​‌‍‍‌‌ ​ ‌‍‍​‌‍‌‌‌‍‌​​‍​‍‌ ‌